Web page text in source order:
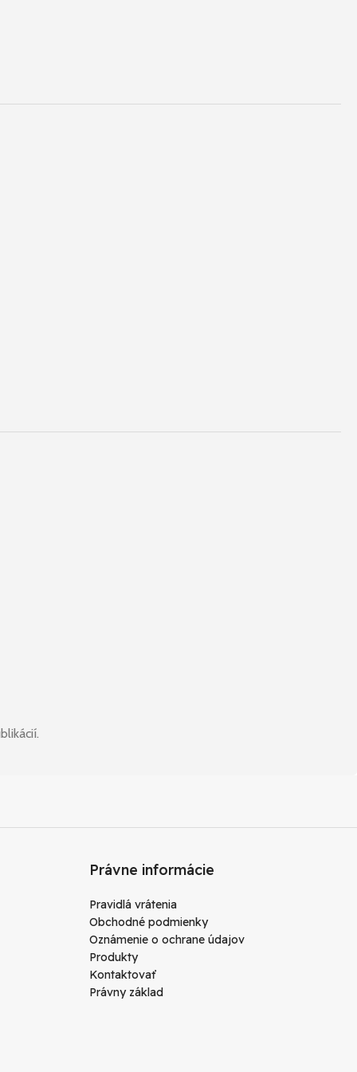
Právne informácie
Pravidlá vrátenia
Obchodné podmienky
Oznámenie o ochrane údajov
Produkty
Kontaktovať
Právny základ